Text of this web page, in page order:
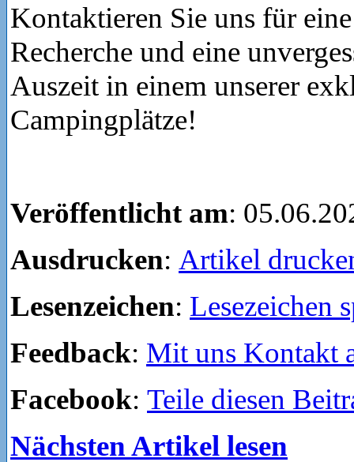
Kontaktieren Sie uns für
Recherche und eine
Auszeit in einem unserer
Campingplätze!
Veröffentlicht am:
Ausdrucken: Artikel
Lesenzeichen: Lesezeichen
Feedback: Mit uns Kontakt
Facebook: Teile diesen
Nächsten Artikel lesen